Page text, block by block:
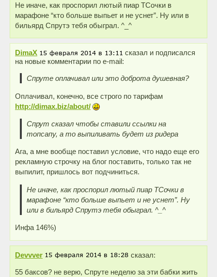
Не иначе, как проспорил лютый пиар ТСочки в
марафоне “кто больше выпьет и не уснет”. Ну или в
бильярд Спрутэ тебя обыграл. ^_^
DimaX
сказал и подписался
на новые комментарии по e-mail:
Спруте оплачивал или это доброта душевная?
Оплачивал, конечно, все строго по тарифам
http://dimax.biz/about/
Спрут сказал чтобы ставили ссылки на
топсапу, а то выпиливать будет из ридера
Ага, а мне вообще поставил условие, что надо еще его
рекламную строчку на блог поставить, только так не
выпилит, пришлось вот подчиниться.
Не иначе, как проспорил лютый пиар ТСочки в
марафоне “кто больше выпьет и не уснет”. Ну
или в бильярд Спрутэ тебя обыграл. ^_^
Инфа 146%)
Devvver сказал:
55 баксов? не верю, Спруте неделю за эти бабки жить